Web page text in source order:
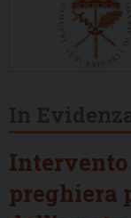
preghiera